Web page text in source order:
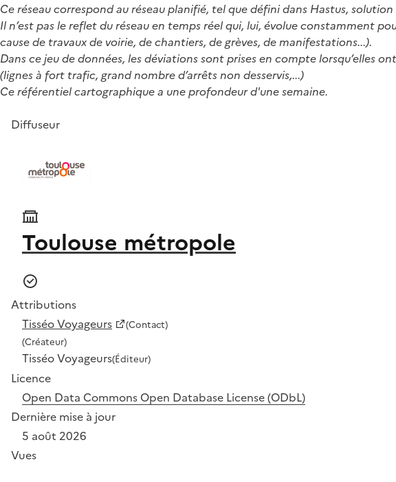
Ce réseau correspond au réseau planifié, tel que défini dans Hastus,
Il n’est pas le reflet du réseau en temps réel qui, lui, évolue constamment
cause de travaux de voirie, de chantiers, de grèves, de manifestations...).
Dans ce jeu de données, les déviations sont prises en compte lorsqu’elles
(lignes à fort trafic, grand nombre d’arrêts non desservis,...)
Ce référentiel cartographique a une profondeur d'une semaine.
Diffuseur
Toulouse métropole
Attributions
Tisséo Voyageurs
(Contact)
(Créateur)
Tisséo Voyageurs(Éditeur)
Licence
Open Data Commons Open Database License (ODbL)
Dernière mise à jour
5 août 2026
Vues